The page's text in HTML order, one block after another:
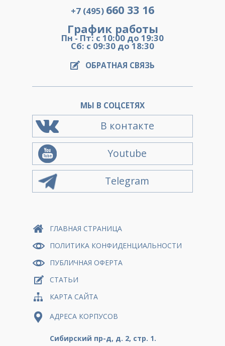
+7 (495) 660 33 16
График работы
Пн - Пт: с 10:00 до 19:30
Сб: с 09:30 до 18:30
ОБРАТНАЯ СВЯЗЬ
МЫ В СОЦСЕТЯХ
В контакте
Youtube
Telegram
ГЛАВНАЯ СТРАНИЦА
ПОЛИТИКА КОНФИДЕНЦИАЛЬНОСТИ
ПУБЛИЧНАЯ ОФЕРТА
СТАТЬИ
КАРТА САЙТА
АДРЕСА КОРПУСОВ
Сибирский пр-д, д. 2, стр. 1.